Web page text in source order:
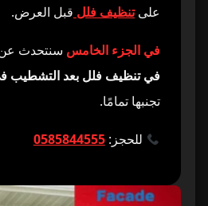
علىتنظيف فلل قبل العرض.
في الجزء الخامس سنتحدث
في تنظيف فلل بعد التشطيب
تجنبها تمامًا.
للحجز:0585844555